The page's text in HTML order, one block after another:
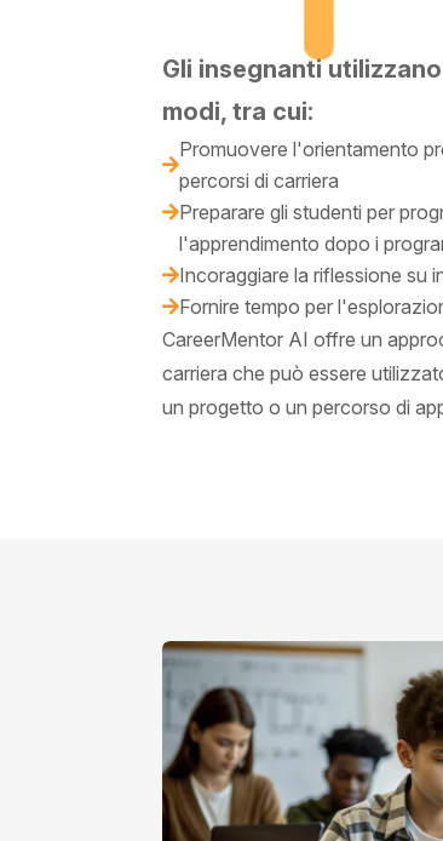
Gli insegnanti
modi, tra cui:

Promuovere l'orientamento
percorsi di carriera
Preparare gli studenti per
l'apprendimento dopo i
Incoraggiare la riflessione su
Fornire tempo per
CareerMentor AI offre un
carriera che può essere
un progetto o un percorso di